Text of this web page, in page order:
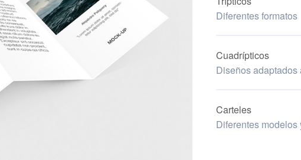
Diferentes formatos
Cuadrípticos
Diseños adaptados
Carteles
Diferentes modelos